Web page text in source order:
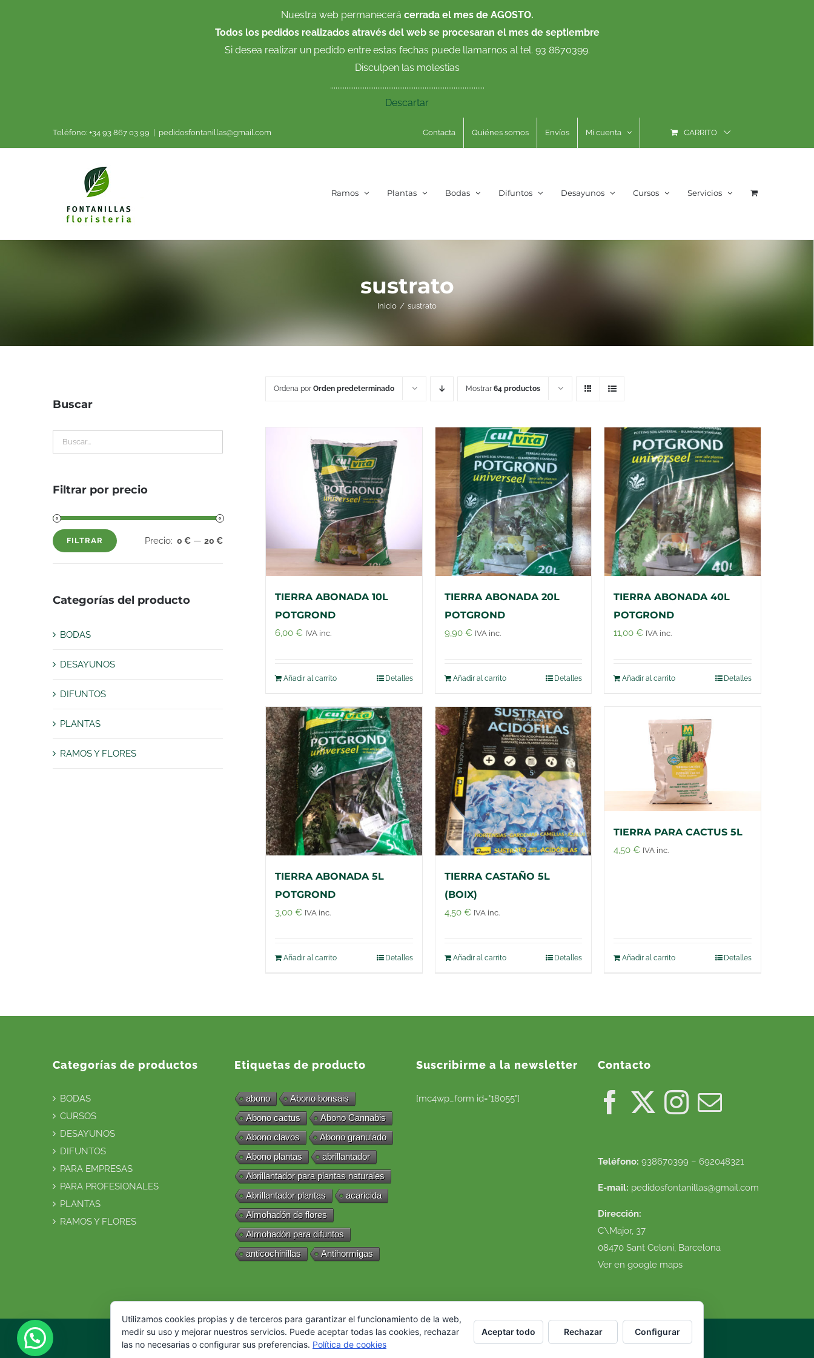
Nuestra web permanecerá cerrada el mes de AGOSTO.
Todos los pedidos realizados através del web se procesaran el mes de septiembre
Si desea realizar un pedido entre estas fechas puede llamarnos al tel. 93 8670399.
Disculpen las molestias
.....................................................................................
Descartar
Teléfono: +34 93 867 03 99 pedidosfontanillas@gmail.com Contacta Quiénes somos Envíos Mi cuenta CARRITO
Ramos Plantas Bodas Difuntos Desayunos Cursos Servicios
sustrato
Inicio sustrato
Ordena por Orden predeterminado Mostrar 64 productos
TIERRA ABONADA 10L
POTGROND
6,00 € IVA inc.
Añadir al carrito Detalles
TIERRA ABONADA 20L
POTGROND
9,90 € IVA inc.
Añadir al carrito Detalles
TIERRA ABONADA 40L
POTGROND
11,00€ IVA inc.
Añadir al carrito Detalles
TIERRA ABONADA 5L
POTGROND
3,00 € IVA inc.
Añadir al carrito Detalles
TIERRA CASTAÑO 5L
(BOIX)
4,50 € IVA inc.
Añadir al carrito Detalles
TIERRA PARA CACTUS 5L
4,50€ IVA inc.
Añadir al carrito Detalles
Buscar
Filtrar por precio
Precio
Precio
FILTRAR Precio: 0 €— 20 €
Categorías del producto
BODAS
DESAYUNOS
DIFUNTOS
PLANTAS
RAMOS Y FLORES
Categorías de productos
BODAS
CURSOS
DESAYUNOS
DIFUNTOS
PARA EMPRESAS
PARA PROFESIONALES
PLANTAS
RAMOS Y FLORES
Etiquetas de producto
abono
Abono bonsais
Abono cactus
Abono Cannabis
Abono clavos
Abono granulado
Abono plantas
abrillantador
Abrillantador para plantas naturales
Abrillantador plantas
acaricida
Almohadón de flores
Almohadón para difuntos
anticochinillas
Antihormigas
Suscribirme a la newsletter
[mc4wp_form id="18055"]
Contacto
Teléfono: 938670399 – 692048321
E-mail: pedidosfontanillas@gmail.com
Dirección:
C\Major, 37
08470 Sant Celoni, Barcelona
Ver en google maps
© 2016 Flor Natural. Todos los derechos reservados. |Política de cookies
Utilizamos cookies propias y de terceros para garantizar el funcionamiento de la web,
medir su uso y mejorar nuestros servicios. Puede aceptar todas las cookies, rechazar
las no necesarias o configurar sus preferencias. Política de cookies
Aceptar todo Rechazar Configurar